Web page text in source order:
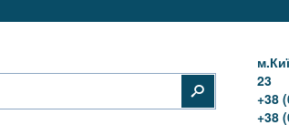
23
+38
+38